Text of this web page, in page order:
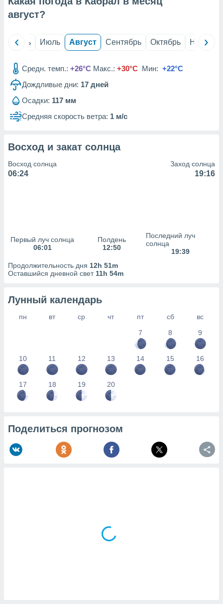
из
данных
наших 1199
август?
Июнь Июль Август Сентябрь Октябрь Ноябрь
Средн. темп.: +26°C Макс.: +30°C Мин: +22°C
Дождливые дни: 17 дней
Осадки: 117 мм
Средняя скорость ветра: 1 м/с
Восход и закат солнца
Восход солнца
06:24
Заход солнца
19:16
Первый луч солнца
06:01
Полдень
12:50
Последний луч
солнца
19:39
Продолжительность дня 12h 51m
Оставшийся дневной свет 11h 54m
Лунный календарь
пн вт ср чт пт сб
вс
7
8 9
10 11 12 13 14 15 16
17 18 19 20
Поделиться прогнозом